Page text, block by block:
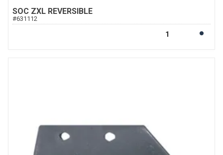
SOC ZXL REVERSIBLE
#631112